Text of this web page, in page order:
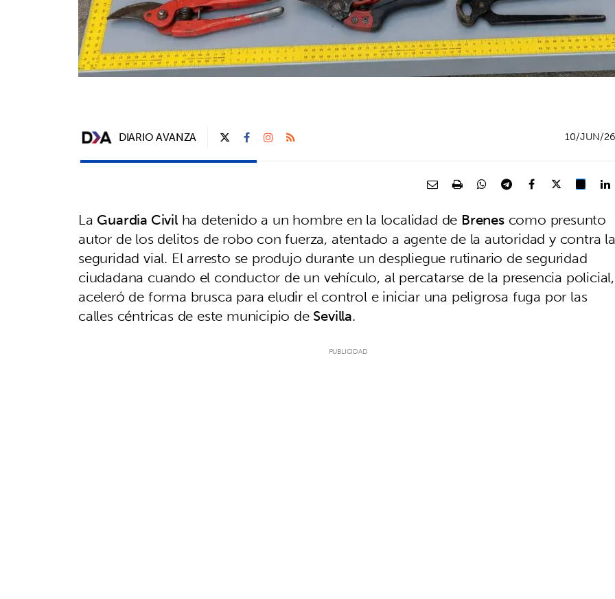
DIARIO AVANZA 10/JUN/26
La Guardia Civilha detenido a un hombre en la localidad de Brenescomo presunto
autor de los delitos de robo con fuerza, atentado a agente de la autoridad y contra la
seguridad vial. El arresto se produjo durante un despliegue rutinario de seguridad
ciudadana cuando el conductor de un vehículo, al percatarse de la presencia policial,
aceleró de forma brusca para eludir el control e iniciar una peligrosa fuga por las
calles céntricas de este municipio deSevilla.